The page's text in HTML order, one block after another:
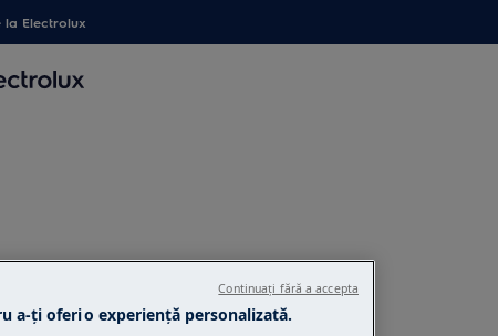
Electrolux
a-ţi oferi o experienţă personalizată.
Continuați fără a accepta